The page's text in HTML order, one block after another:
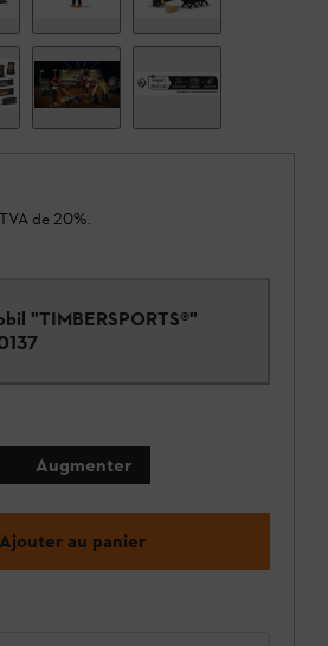
de 20%.
"TIMBERSPORTS®"
Augmenter
Ajouter au panier